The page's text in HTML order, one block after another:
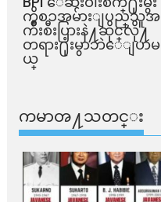
ကိစၥအမ်ားျပည္​သူအ
က်ိဳးစီးပြားနဲ႔ဆိုင္​လို႔
တရား႐ုံးမွာဘဲေျပာမ
ယ္​
ကမာၻ႔သတင္း